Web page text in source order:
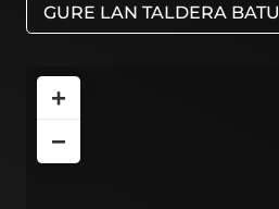
GURE LAN TALDERA BATU
+
−